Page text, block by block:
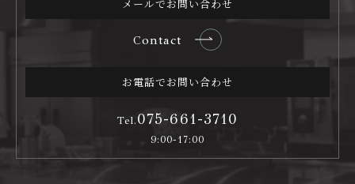
メールでお問い合わせ
Contact
お電話でお問い合わせ
Tel.075-661-3710
9:00-17:00